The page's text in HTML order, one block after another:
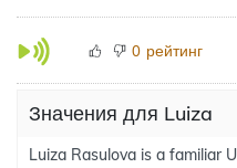
0 рейтинг
Значения для Luiza
Luiza Rasulova is a familiar